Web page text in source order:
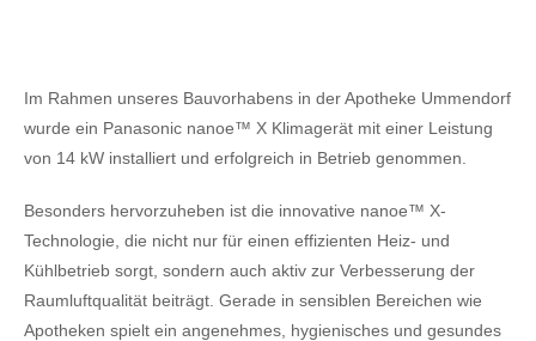
Im Rahmen unseres Bauvorhabens in der Apotheke Ummendorf
wurde ein Panasonic nanoe™ X Klimagerät mit einer Leistung
von 14 kW installiert und erfolgreich in Betrieb genommen.
Besonders hervorzuheben ist die innovative nanoe™ X-
Technologie, die nicht nur für einen effizienten Heiz- und
Kühlbetrieb sorgt, sondern auch aktiv zur Verbesserung der
Raumluftqualität beiträgt. Gerade in sensiblen Bereichen wie
Apotheken spielt ein angenehmes, hygienisches und gesundes